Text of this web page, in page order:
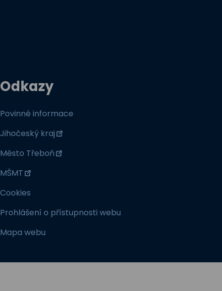
Odkazy
Povinné informace
Jihočeský kraj
Město Třeboň
MŠMT
Cookies
Prohlášení o přístupnosti webu
Mapa webu